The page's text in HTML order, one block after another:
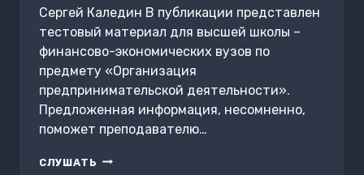
Сергей Каледин В публикации представлен
тестовый материал для высшей школы –
финансово-экономических вузов по
предмету «Организация
предпринимательской деятельности».
Предложенная информация, несомненно,
поможет преподавателю…
СЛУШАТЬ ОРГАНИЗАЦИЯ